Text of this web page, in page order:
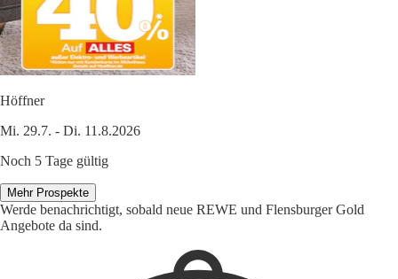
Höffner
Mi. 29.7. - Di. 11.8.2026
Noch 5 Tage gültig
Mehr Prospekte
Werde benachrichtigt, sobald neue REWE und Flensburger Gold
Angebote da sind.